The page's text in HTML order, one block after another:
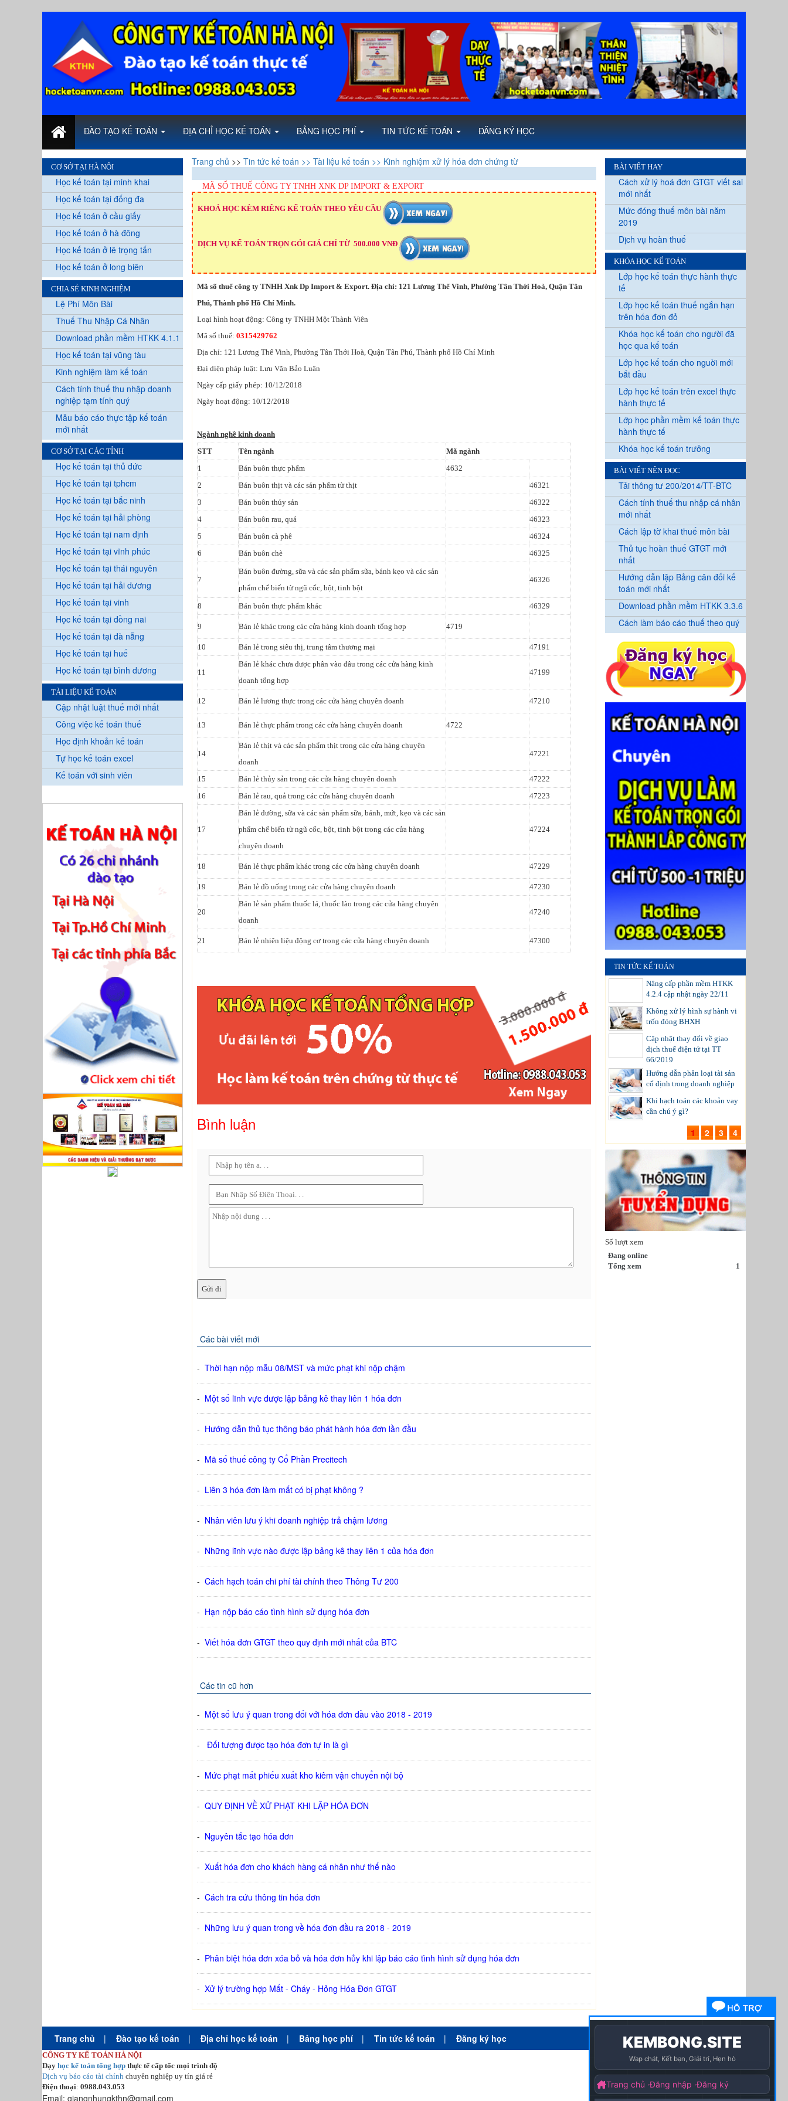
ĐÀO TẠO KẾ TOÁN ĐỊA CHỈ HỌC KẾ TOÁN BẢNG HỌC PHÍ TIN TỨC KẾ TOÁN ĐĂNG KÝ HỌC
CƠ SỞ TẠI HÀ NỘI
Học kế toán tại minh khai
Học kế toán tại đống đa
Học kế toán ở cầu giấy
Học kế toán ở hà đông
Học kế toán ở lê trọng tấn
Học kế toán ở long biên
CHIA SẺ KINH NGHIỆM
Lệ Phí Môn Bài
Thuế Thu Nhập Cá Nhân
Download phần mềm HTKK 4.1.1
Học kế toán tại vũng tàu
Kinh nghiệm làm kế toán
Cách tính thuế thu nhập doanh
nghiệp tạm tính quý
Mẫu báo cáo thực tập kế toán
mới nhất
CƠ SỞ TẠI CÁC TỈNH
Học kế toán tại thủ đức
Học kế toán tại tphcm
Học kế toán tại bắc ninh
Học kế toán tại hải phòng
Học kế toán tại nam định
Học kế toán tại vĩnh phúc
Học kế toán tại thái nguyên
Học kế toán tại hải dương
Học kế toán tại vinh
Học kế toán tại đồng nai
Học kế toán tại đà nẵng
Học kế toán tại huế
Học kế toán tại bình dương
TÀI LIỆU KẾ TOÁN
Cập nhật luật thuế mới nhất
Công việc kế toán thuế
Học định khoản kế toán
Tự học kế toán excel
Kế toán với sinh viên
Trang chủ >> Tin tức kế toán >> Tài liệu kế toán >> Kinh nghiệm xử lý hóa đơn chứng từ
MÃ SỐ THUẾ CÔNG TY TNHH XNK DP IMPORT & EXPORT
KHOÁ HỌC KÈM RIÊNG KẾ TOÁN THEO YÊU CẦU
DỊCH VỤ KẾ TOÁN TRỌN GÓI GIÁ CHỈ TỪ 500.000 VNĐ
Mã số thuế công ty TNHH Xnk Dp Import & Export. Địa chỉ: 121 Lương Thế Vinh, Phường Tân Thới Hoà, Quận Tân
Phú, Thành phố Hồ Chí Minh.
Loại hình hoạt động: Công ty TNHH Một Thành Viên
Mã số thuế: 0315429762
Địa chỉ: 121 Lương Thế Vinh, Phường Tân Thới Hoà, Quận Tân Phú, Thành phố Hồ Chí Minh
Đại diện pháp luật: Lưu Văn Bảo Luân
Ngày cấp giấy phép: 10/12/2018
Ngày hoạt động: 10/12/2018
Ngành nghề kinh doanh
STT
Tên ngành
Mã ngành
1
Bán buôn thực phẩm
4632
2
Bán buôn thịt và các sản phẩm từ thịt
46321
3
Bán buôn thủy sản
46322
4
Bán buôn rau, quả
46323
5
Bán buôn cà phê
46324
6
Bán buôn chè 46325
7
Bán buôn đường, sữa và các sản phẩm sữa, bánh kẹo và các sản
phẩm chế biến từ ngũ cốc, bột, tinh bột
46326
8 Bán buôn thực phẩm khác 46329
9 Bán lẻ khác trong các cửa hàng kinh doanh tổng hợp 4719
10 Bán lẻ trong siêu thị, trung tâm thương mại 47191
11
Bán lẻ khác chưa được phân vào đâu trong các cửa hàng kinh
doanh tổng hợp
47199
12 Bán lẻ lương thực trong các cửa hàng chuyên doanh 47210
13 Bán lẻ thực phẩm trong các cửa hàng chuyên doanh 4722
14
Bán lẻ thịt và các sản phẩm thịt trong các cửa hàng chuyên
doanh
47221
15 Bán lẻ thủy sản trong các cửa hàng chuyên doanh
47222
16
Bán lẻ rau, quả trong các cửa hàng chuyên doanh 47223
17
Bán lẻ đường, sữa và các sản phẩm sữa, bánh, mứt, kẹo và các sản
phẩm chế biến từ ngũ cốc, bột, tinh bột trong các cửa hàng
chuyên doanh
47224
18 Bán lẻ thực phẩm khác trong các cửa hàng chuyên doanh 47229
19 Bán lẻ đồ uống trong các cửa hàng chuyên doanh 47230
20
Bán lẻ sản phẩm thuốc lá, thuốc lào trong các cửa hàng chuyên
doanh
47240
21 Bán lẻ nhiên liệu động cơ trong các cửa hàng chuyên doanh 47300
Bình luận
Các bài viết mới
- Thời hạn nộp mẫu 08/MST và mức phạt khi nộp chậm
- Một số lĩnh vực được lập bảng kê thay liên 1 hóa đơn
- Hướng dẫn thủ tục thông báo phát hành hóa đơn lần đầu
- Mã số thuế công ty Cổ Phần Precitech
- Liên 3 hóa đơn làm mất có bị phạt không ?
- Nhân viên lưu ý khi doanh nghiệp trả chậm lương
- Những lĩnh vực nào được lập bảng kê thay liên 1 của hóa đơn
- Cách hạch toán chi phí tài chính theo Thông Tư 200
- Hạn nộp báo cáo tình hình sử dụng hóa đơn
- Viết hóa đơn GTGT theo quy định mới nhất của BTC
Các tin cũ hơn
- Một số lưu ý quan trong đối với hóa đơn đầu vào 2018 - 2019
- Đối tượng được tạo hóa đơn tự in là gì
- Mức phạt mất phiếu xuất kho kiêm vận chuyển nội bộ
- QUY ĐỊNH VỀ XỬ PHẠT KHI LẬP HÓA ĐƠN
- Nguyên tắc tạo hóa đơn
- Xuất hóa đơn cho khách hàng cá nhân như thế nào
- Cách tra cứu thông tin hóa đơn
- Những lưu ý quan trong về hóa đơn đầu ra 2018 - 2019
- Phân biệt hóa đơn xóa bỏ và hóa đơn hủy khi lập báo cáo tình hình sử dụng hóa đơn
- Xử lý trường hợp Mất - Cháy - Hỏng Hóa Đơn GTGT
BÀI VIẾT HAY
Cách xử lý hoá đơn GTGT viết sai
mới nhất
Mức đóng thuế môn bài năm
2019
Dịch vụ hoàn thuế
KHÓA HỌC KẾ TOÁN
Lớp học kế toán thực hành thực
tế
Lớp học kế toán thuế ngắn hạn
trên hóa đơn đỏ
Khóa học kế toán cho người đã
học qua kế toán
Lớp học kế toán cho nguời mới
bắt đầu
Lớp học kế toán trên excel thực
hành thực tế
Lớp học phần mềm kế toán thực
hành thực tế
Khóa học kế toán trưởng
BÀI VIẾT NÊN ĐỌC
Tải thông tư 200/2014/TT-BTC
Cách tính thuế thu nhập cá nhân
mới nhất
Cách lập tờ khai thuế môn bài
Thủ tục hoàn thuế GTGT mới
nhất
Hướng dẫn lập Bảng cân đối kế
toán mới nhất
Download phần mềm HTKK 3.3.6
Cách làm báo cáo thuế theo quý
TIN TỨC KẾ TOÁN
Nâng cấp phần mềm HTKK
4.2.4 cập nhật ngày 22/11
Không xử lý hình sự hành vi
trốn đóng BHXH
Cập nhật thay đổi về giao
dịch thuế điện tử tại TT
66/2019
Hướng dẫn phân loại tài sản
cố định trong doanh nghiệp
Khi hạch toán các khoản vay
cần chú ý gì?
1 2 3 4
Số lượt xem
Đang online
Tổng xem
1
Trang chủ | Đào tạo kế toán | Địa chỉ học kế toán | Bảng học phí | Tin tức kế toán | Đăng ký học
CÔNG TY KẾ TOÁN HÀ NỘI
Dạy học kế toán tổng hợp thực tế cấp tốc mọi trình độ
Dịch vụ báo cáo tài chính chuyên nghiệp uy tín giá rẻ
Điện thoại: 0988.043.053
Email: giangnhungkthn@gmail.com